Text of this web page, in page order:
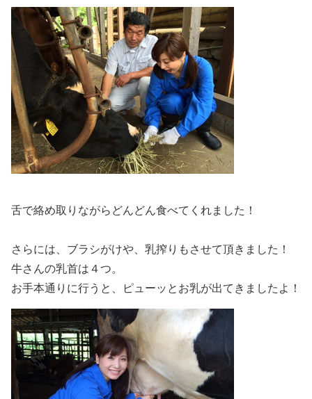
舌で絡め取りながらどんどん食べてくれました！
さらには、ブラシがけや、乳搾りもさせて頂きました！
牛さんの乳首は４つ。
お手本通りに行うと、ピューッとお乳が出てきましたよ！